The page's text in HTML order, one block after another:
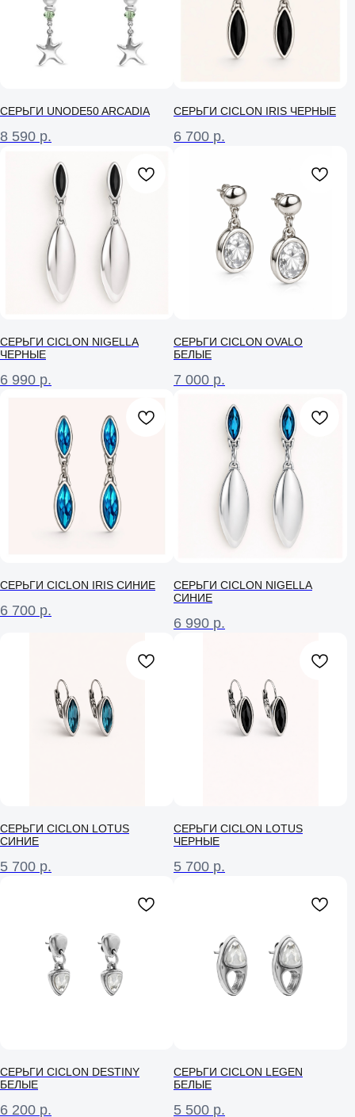
СЕРЬГИ UNODE50 ARCADIA
8 590 р.
СЕРЬГИ CICLON IRIS ЧЕРНЫЕ
6 700 р.
СЕРЬГИ CICLON NIGELLA
ЧЕРНЫЕ
6 990 р.
СЕРЬГИ CICLON OVALO
БЕЛЫЕ
7 000 р.
СЕРЬГИ CICLON IRIS СИНИЕ
6 700 р.
СЕРЬГИ CICLON NIGELLA
СИНИЕ
6 990 р.
СЕРЬГИ CICLON LOTUS
СИНИЕ
5 700 р.
СЕРЬГИ CICLON LOTUS
ЧЕРНЫЕ
5 700 р.
СЕРЬГИ CICLON DESTINY
БЕЛЫЕ
6 200 р.
СЕРЬГИ CICLON LEGEN
БЕЛЫЕ
5 500 р.